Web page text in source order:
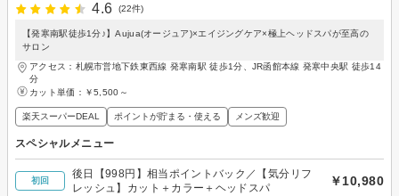
4.6
(22件)
【発寒南駅徒歩1分♪】Aujua(オージュア)×エイジングケア×極上ヘッドスパが至高の
サロン
アクセス：札幌市営地下鉄東西線 発寒南駅 徒歩1分、JR函館本線 発寒中央駅 徒歩14
分
カット単価： ￥5,500～
楽天スーパーDEAL ポイントが貯まる・使える メンズ歓迎
スペシャルメニュー
初回
後日【998円】相当ポイントバック／【気分リフ
レッシュ】カット＋カラー＋ヘッドスパ
￥10,980